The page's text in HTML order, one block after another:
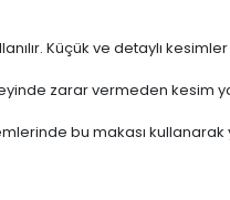
Küçük ve detaylı
zarar vermeden kesim
bu makası